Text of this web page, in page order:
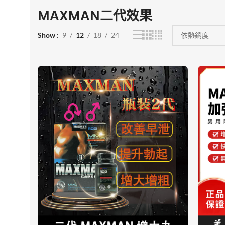
MAXMAN二代效果
Show 9 12 18 24